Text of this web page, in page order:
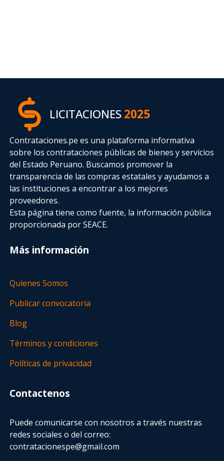
LICITACIONES2025
Contrataciones.pe es una plataforma informativa
sobre los contrataciones públicas de bienes y servicios
del Estado Peruano. Buscamos promover la
transparencia de las compras estatalesy ayudamos a
las instituciones a encontrar a los mejores
proveedores.
Esta página tiene como fuente, la información pública
proporcionada por SEACE.
Más información
Quienes Somos
Publicar convocatoria
Blog
Términos y condiciones
Políticas de privacidad
Contactenos
Puede comunicarse con nosotros a través nuestras
redes sociales o del correo:
contratacionespe@gmail.com